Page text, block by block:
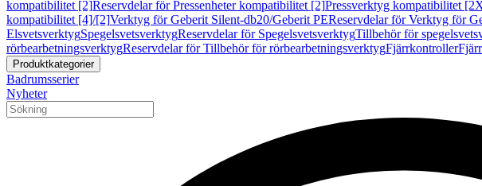
kompatibilitet [2]Reservdelar för Pressenheter kompatibilitet [2]Pressverktyg kompatibilitet
kompatibilitet [4]/[2]Verktyg för Geberit Silent-db20/Geberit PEReservdelar för Verktyg för
ElsvetsverktygSpegelsvetsverktygReservdelar för SpegelsvetsverktygTillbehör för
rörbearbetningsverktygReservdelar för Tillbehör för rörbearbetningsverktygFjärrkontroller
Produktkategorier
Badrumsserier
Nyheter